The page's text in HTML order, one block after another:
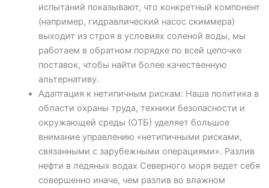
испытаний показывают, что конкретный компонент
(например, гидравлический насос скиммера)
выходит из строя в условиях соленой воды, мы
работаем в обратном порядке по всей цепочке
поставок, чтобы найти более качественную
альтернативу.
Адаптация к нетипичным рискам: Наша политика в
области охраны труда, техники безопасности и
окружающей среды (ОТБ) уделяет большое
внимание управлению «нетипичными рисками,
связанными с зарубежными операциями». Разлив
нефти в ледяных водах Северного моря ведет себя
совершенно иначе, чем разлив во влажном